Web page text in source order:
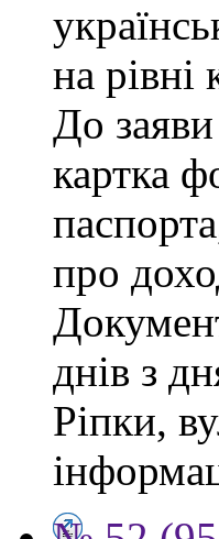
на рівні
До
картка
про
днів з
Ріпки,